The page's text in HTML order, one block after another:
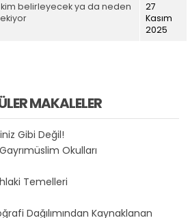
belirleyecek ya da neden
27
Kasım
2025
MAKALELER
Gibi Değil!
Okulları
Temelleri
Dağılımından Kaynaklanan